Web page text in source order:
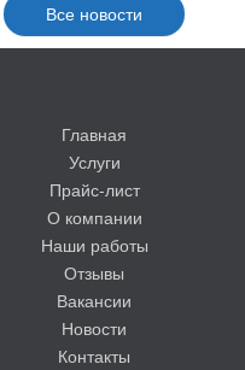
Все новости
Главная
Услуги
Прайс-лист
О компании
Наши работы
Отзывы
Вакансии
Новости
Контакты